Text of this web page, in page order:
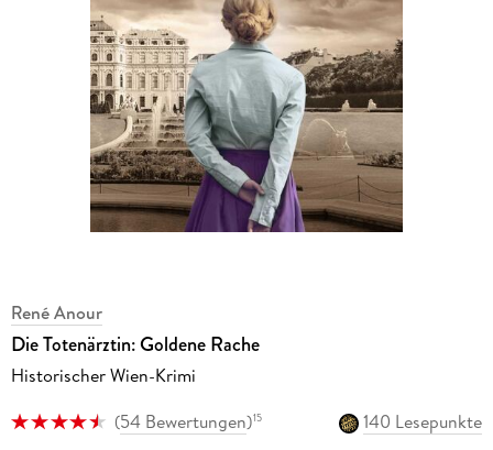
René Anour
Die Totenärztin: Goldene Rache
Historischer Wien-Krimi
(54 Bewertungen)15
140 Lesepunkte